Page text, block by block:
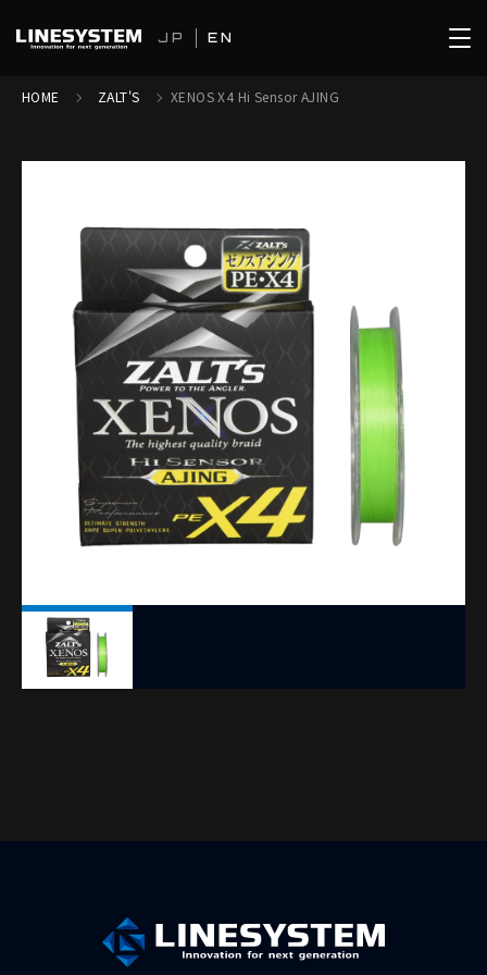
JP EN
HOME ZALT'S XENOS X4 Hi Sensor AJING